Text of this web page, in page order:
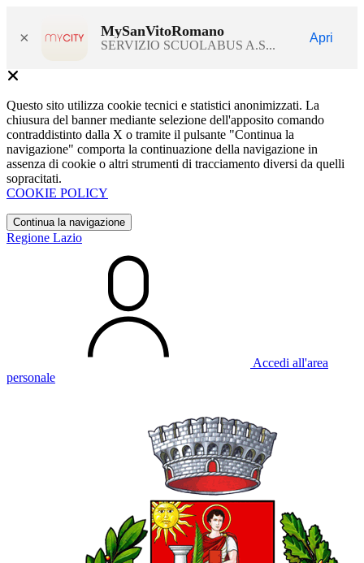
× MySanVitoRomano
SERVIZIO SCUOLABUS A.S...
Apri
Questo sito utilizza cookie tecnici e statistici anonimizzati. La
chiusura del banner mediante selezione dell'apposito comando
contraddistinto dalla X o tramite il pulsante "Continua la
navigazione" comporta la continuazione della navigazione in
assenza di cookie o altri strumenti di tracciamento diversi da quelli
sopracitati.
COOKIE POLICY
Continua la navigazione
Regione Lazio
Accedi all'area
personale